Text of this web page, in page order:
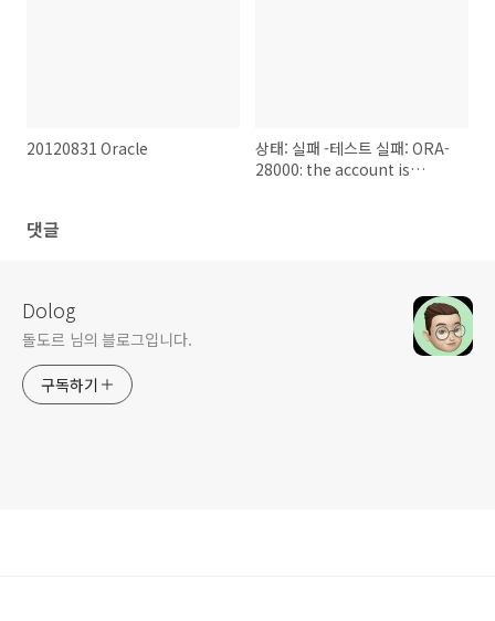
20120831 Oracle
상태: 실패 -테스트 실패: ORA-
28000: the account is
댓글
Dolog
돌도르 님의 블로그입니다.
구독하기